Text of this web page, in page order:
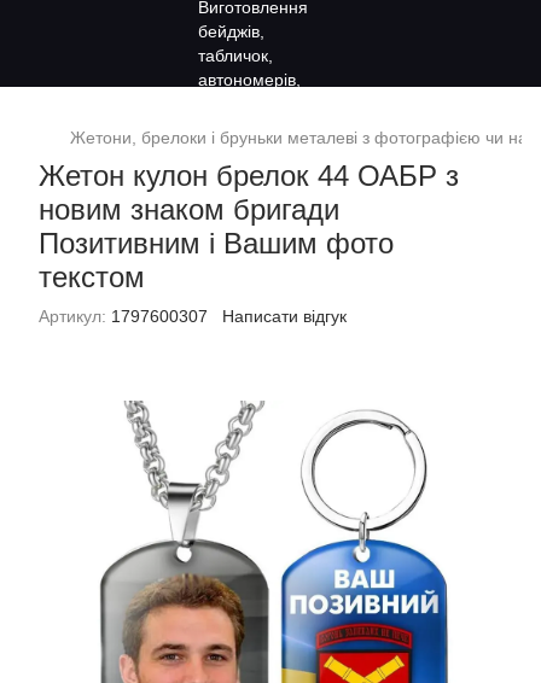
Жетони, брелоки і бруньки металеві з фотографією чи
Жетон кулон брелок 44 ОАБР з
новим знаком бригади
Позитивним і Вашим фото
текстом
Артикул: 1797600307 Написати відгук